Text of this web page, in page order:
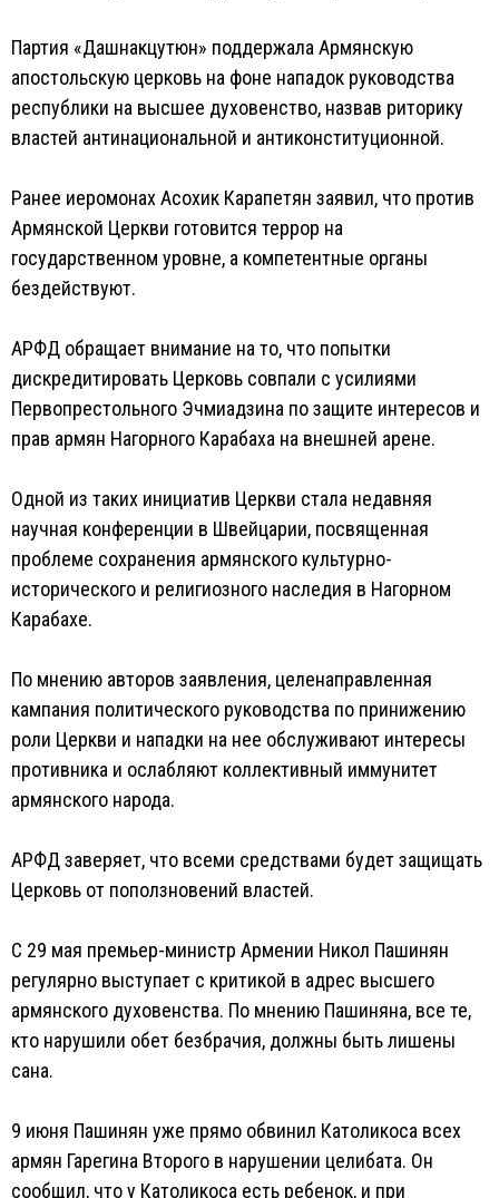
Партия «Дашнакцутюн» поддержала Армянскую
апостольскую церковь на фоне нападок руководства
республики на высшее духовенство, назвав риторику
властей антинациональной и антиконституционной.
Ранее иеромонах Асохик Карапетян заявил, что против
Армянской Церкви готовится террор на
государственном уровне, а компетентные органы
бездействуют.
АРФД обращает внимание на то, что попытки
дискредитировать Церковь совпали с усилиями
Первопрестольного Эчмиадзина по защите интересов и
прав армян Нагорного Карабаха на внешней арене.
Одной из таких инициатив Церкви стала недавняя
научная конференции в Швейцарии, посвященная
проблеме сохранения армянского культурно-
исторического и религиозного наследия в Нагорном
Карабахе.
По мнению авторов заявления, целенаправленная
кампания политического руководства по принижению
роли Церкви и нападки на нее обслуживают интересы
противника и ослабляют коллективный иммунитет
армянского народа.
АРФД заверяет, что всеми средствами будет защищать
Церковь от поползновений властей.
С 29 мая премьер-министр Армении Никол Пашинян
регулярно выступает с критикой в адрес высшего
армянского духовенства. По мнению Пашиняна, все те,
кто нарушили обет безбрачия, должны быть лишены
сана.
9 июня Пашинян уже прямо обвинил Католикоса всех
армян Гарегина Второго в нарушении целибата. Он
сообщил, что у Католикоса есть ребенок, и при